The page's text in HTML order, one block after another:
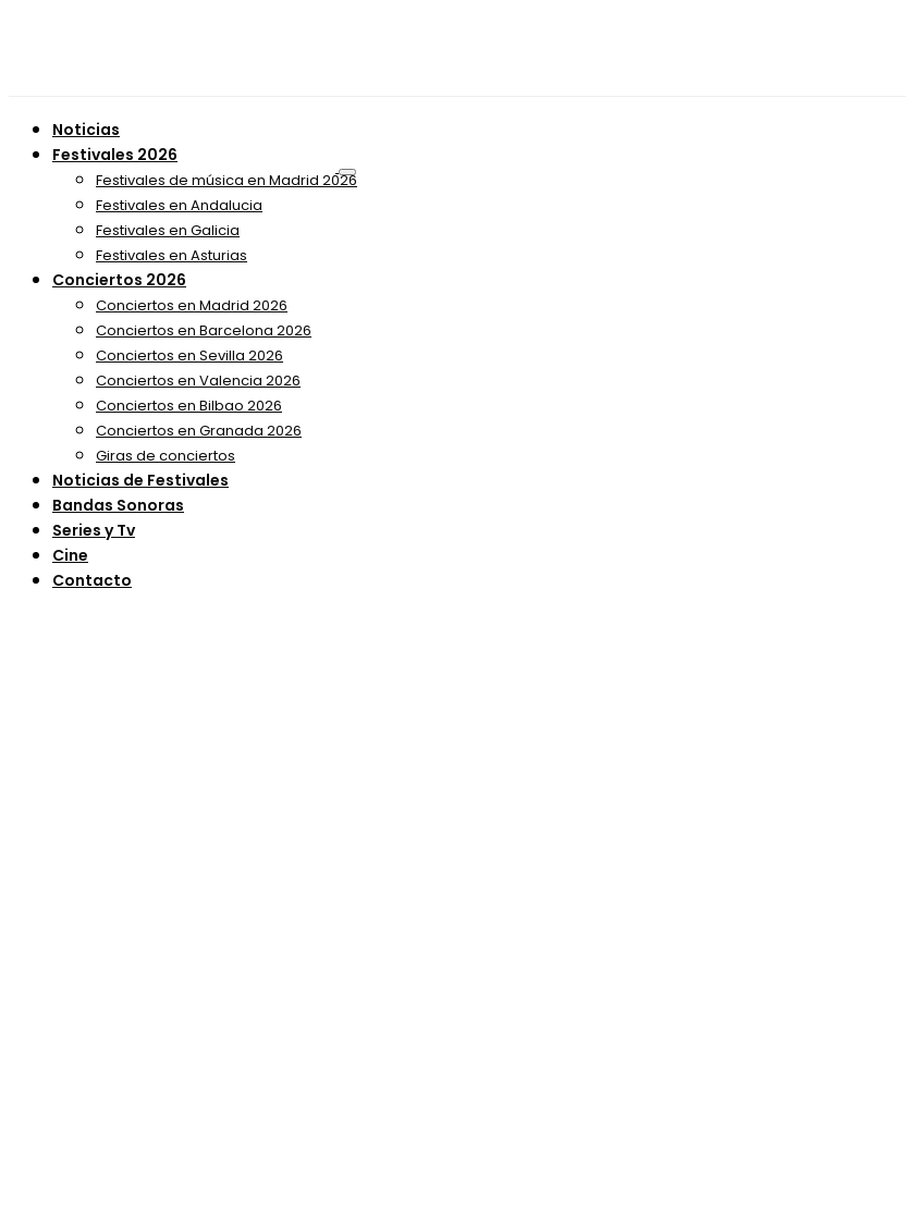
Noticias
Festivales 2026
Festivales de música en Madrid 2026
Festivales en Andalucia
Festivales en Galicia
Festivales en Asturias
Conciertos 2026
Conciertos en Madrid 2026
Conciertos en Barcelona 2026
Conciertos en Sevilla 2026
Conciertos en Valencia 2026
Conciertos en Bilbao 2026
Conciertos en Granada 2026
Giras de conciertos
Noticias de Festivales
Bandas Sonoras
Series y Tv
Cine
Contacto